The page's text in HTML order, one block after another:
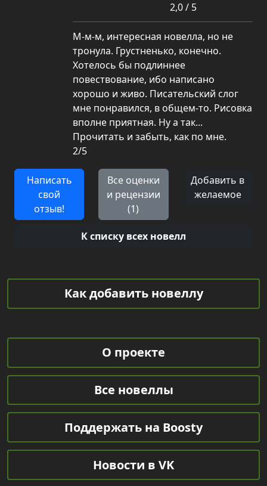
2,0 / 5
М-м-м, интересная новелла, но не
тронула. Грустненько, конечно.
Хотелось бы подлиннее
повествование, ибо написано
хорошо и живо. Писательский слог
мне понравился, в общем-то. Рисовка
вполне приятная. Ну а так...
Прочитать и забыть, как по мне.
2/5
Написать
свой
отзыв!
Все оценки
и рецензии
(1)
Добавить в
желаемое
К списку всех новелл
Как добавить новеллу
О проекте
Все новеллы
Поддержать на Boosty
Новости в VK